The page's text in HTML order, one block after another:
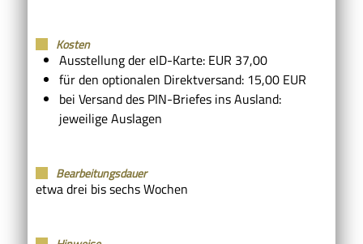
Kosten
Ausstellung der eID-Karte: EUR 37,00
für den optionalen Direktversand: 15,00 EUR
bei Versand des PIN-Briefes ins Ausland:
jeweilige Auslagen
Bearbeitungsdauer
etwa drei bis sechs Wochen